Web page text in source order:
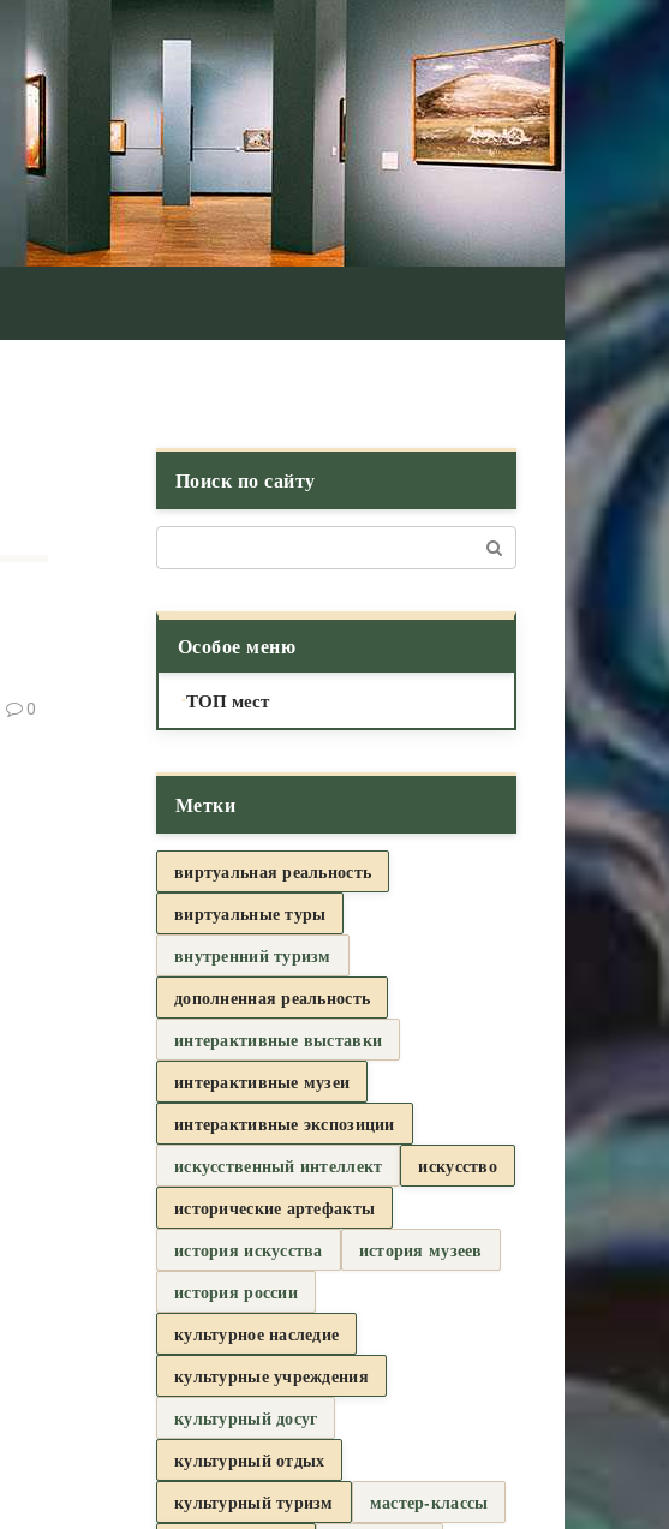
0
Поиск по сайту
Особое меню
ТОП мест
Метки
виртуальная реальность
виртуальные туры
внутренний туризм
дополненная реальность
интерактивные выставки
интерактивные музеи
интерактивные экспозиции
искусственный интеллект
искусство
исторические артефакты
история искусства
история музеев
история россии
культурное наследие
культурные учреждения
культурный досуг
культурный отдых
культурный туризм
мастер-классы